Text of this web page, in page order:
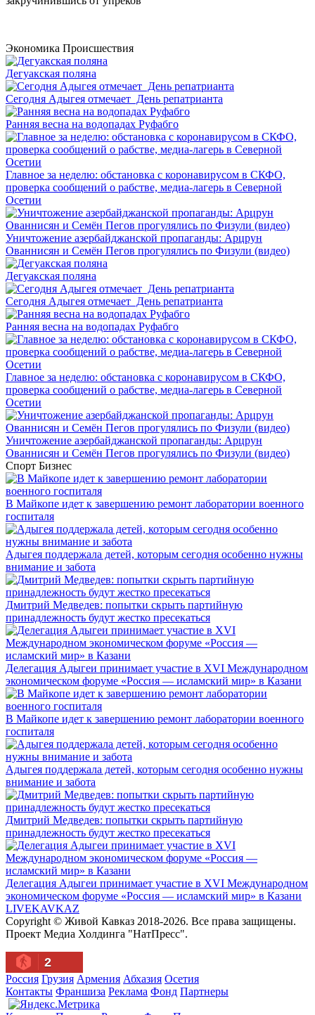
Экономика Происшествия
Дегуакская поляна
Сегодня Адыгея отмечает День репатрианта
Ранняя весна на водопадах Руфабго
Главное за неделю: обстановка с коронавирусом в СКФО,
проверка сообщений о рабстве, медиа-лагерь в Северной
Осетии
Уничтожение азербайджанской пропаганды: Арцрун
Ованнисян и Семён Пегов прогулялись по Физули (видео)
Дегуакская поляна
Сегодня Адыгея отмечает День репатрианта
Ранняя весна на водопадах Руфабго
Главное за неделю: обстановка с коронавирусом в СКФО,
проверка сообщений о рабстве, медиа-лагерь в Северной
Осетии
Уничтожение азербайджанской пропаганды: Арцрун
Ованнисян и Семён Пегов прогулялись по Физули (видео)
Спорт Бизнес
В Майкопе идет к завершению ремонт лаборатории военного
госпиталя
Адыгея поддержала детей, которым сегодня особенно нужны
внимание и забота
Дмитрий Медведев: попытки скрыть партийную
принадлежность будут жестко пресекаться
Делегация Адыгеи принимает участие в XVI Международном
экономическом форуме «Россия — исламский мир» в Казани
В Майкопе идет к завершению ремонт лаборатории военного
госпиталя
Адыгея поддержала детей, которым сегодня особенно нужны
внимание и забота
Дмитрий Медведев: попытки скрыть партийную
принадлежность будут жестко пресекаться
Делегация Адыгеи принимает участие в XVI Международном
экономическом форуме «Россия — исламский мир» в Казани
LIVEKAVKAZ
Copyright © Живой Кавказ 2018-2026. Все права защищены.
Проект Медиа Холдинга "НатПресс".
2
Россия Грузия Армения Абхазия Осетия
Контакты Франшиза Реклама Фонд Партнеры